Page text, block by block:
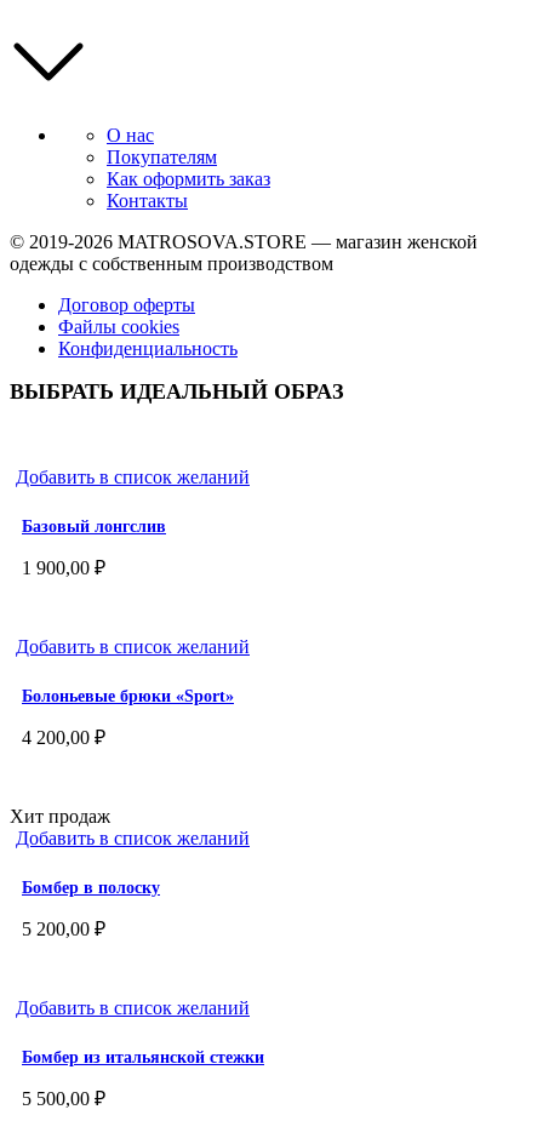
О нас
Покупателям
Как оформить заказ
Контакты
© 2019-2026 MATROSOVA.STORE — магазин женской
одежды с собственным производством
Договор оферты
Файлы cookies
Конфиденциальность
ВЫБРАТЬ ИДЕАЛЬНЫЙ ОБРАЗ
Добавить в список желаний
Базовый лонгслив
1 900,00 ₽
Добавить в список желаний
Болоньевые брюки «Sport»
4 200,00 ₽
Хит продаж
Добавить в список желаний
Бомбер в полоску
5 200,00 ₽
Добавить в список желаний
Бомбер из итальянской стежки
5 500,00 ₽